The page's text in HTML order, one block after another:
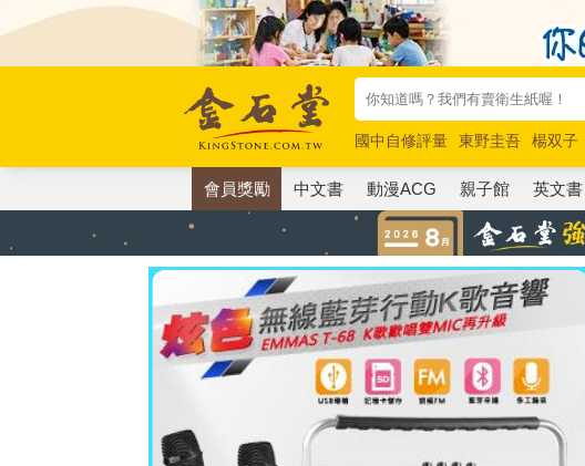
國中自修評量 東野圭吾 楊双子
唯紅花綻放
奧德賽 路邊攤新作
會員獎勵 中文書 動漫ACG 親子館 英文書